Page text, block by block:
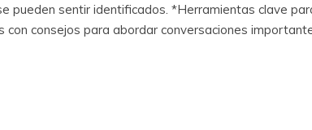
pueden sentir identificados. *Herramientas clave
consejos para abordar conversaciones